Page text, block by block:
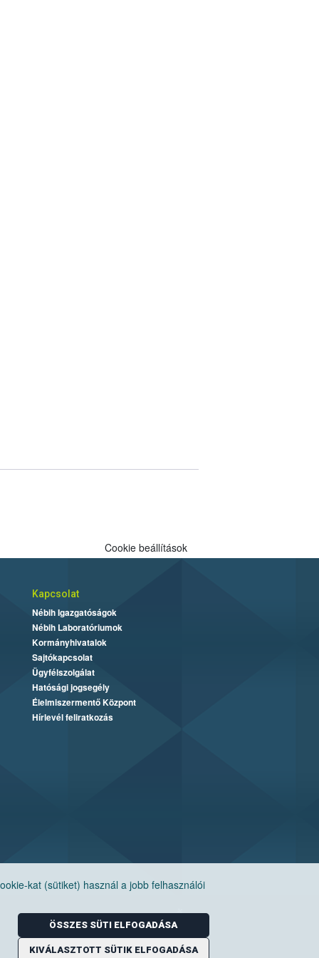
kat (sütiket) használ a jobb felhasználói
ÖSSZES SÜTI ELFOGADÁSA
KIVÁLASZTOTT SÜTIK ELFOGADÁSA
Cookie beállítások
Kapcsolat
Nébih Igazgatóságok
Nébih Laboratóriumok
Kormányhivatalok
Sajtókapcsolat
Ügyfélszolgálat
Hatósági jogsegély
Élelmiszermentő Központ
Hírlevél feliratkozás